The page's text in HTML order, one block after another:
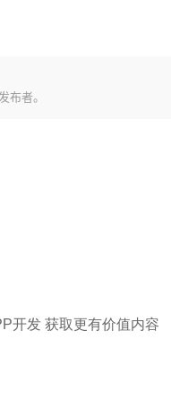
者。
开发 获取更有价值内容